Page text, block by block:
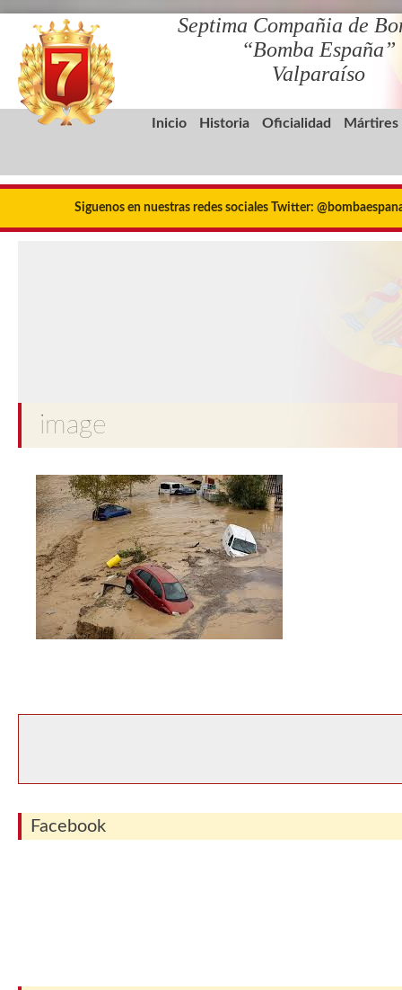
Septima Compañia de
“Bomba España”
Valparaíso
Inicio Historia Oficialidad Mártires
Siguenos en nuestras redes sociales Twitter:
image
Facebook